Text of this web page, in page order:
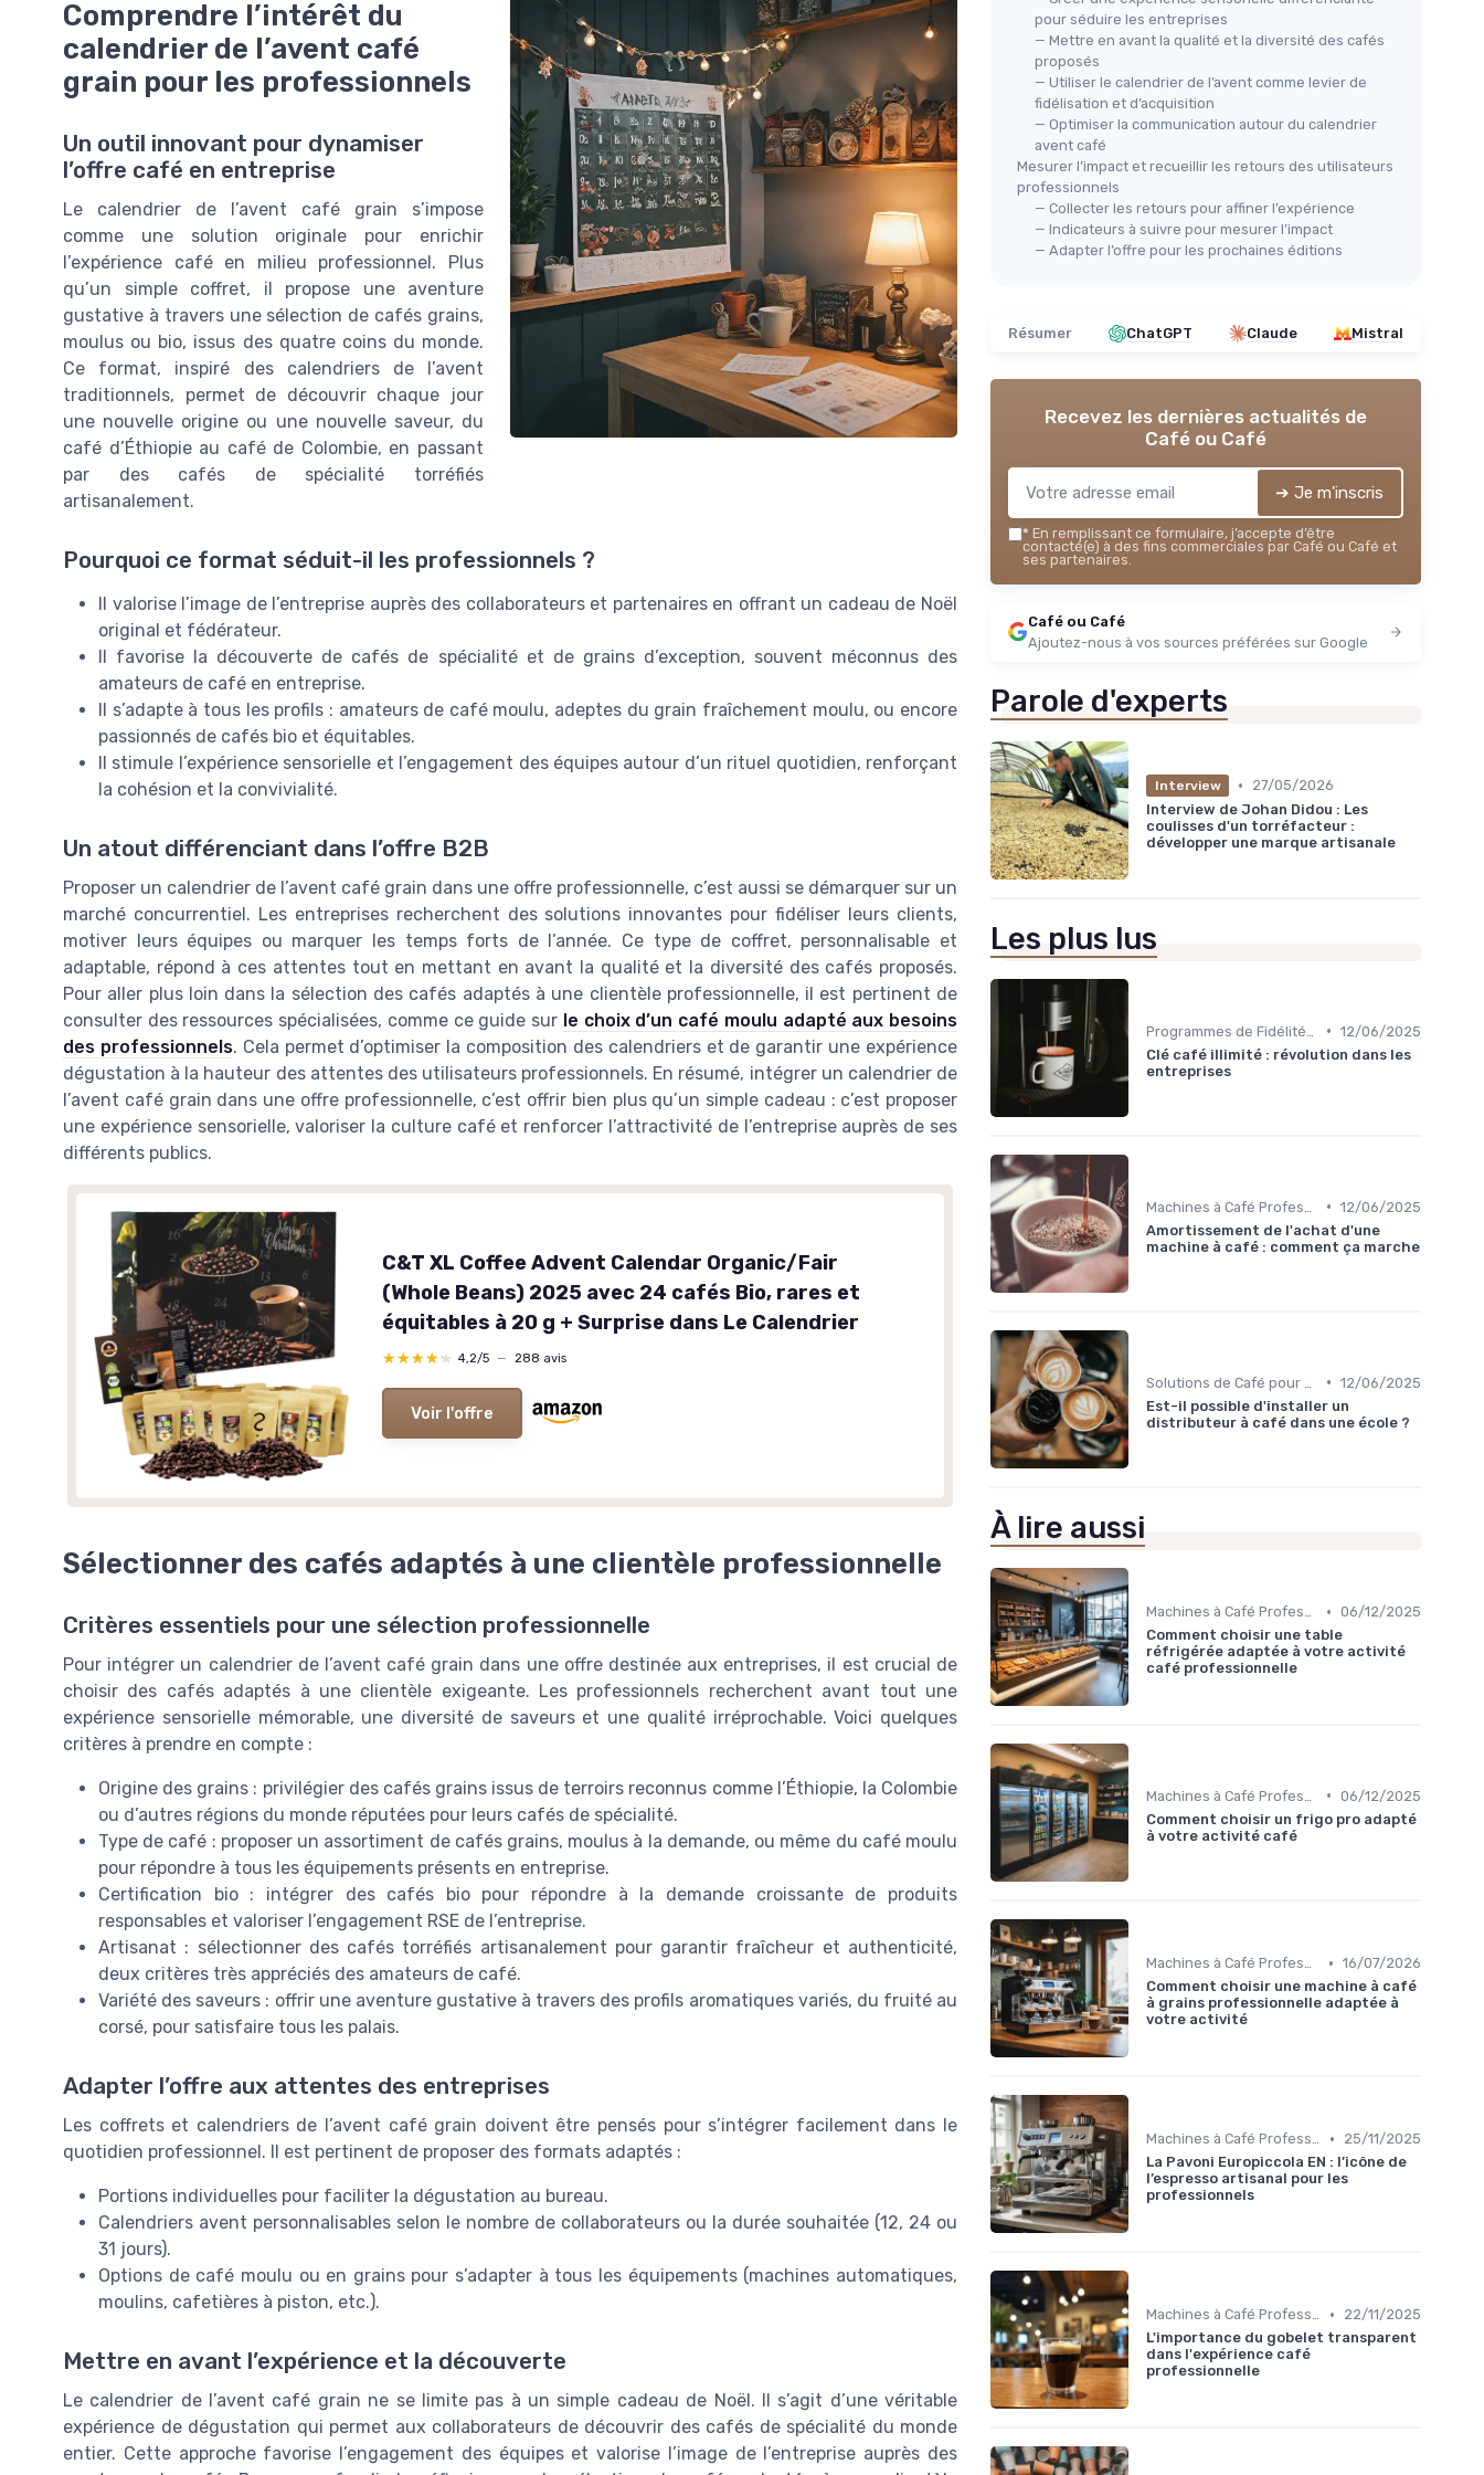
Comprendre l’intérêt du
calendrier de l’avent café
grain pour les professionnels
Un outil innovant pour dynamiser
l’offre café en entreprise
Le calendrier de l’avent café grain s’impose
comme une solution originale pour enrichir
l’expérience café en milieu professionnel. Plus
qu’un simple coffret, il propose une aventure
gustative à travers une sélection de cafés grains,
moulus ou bio, issus des quatre coins du monde.
Ce format, inspiré des calendriers de l’avent
traditionnels, permet de découvrir chaque jour
une nouvelle origine ou une nouvelle saveur, du
café d’Éthiopie au café de Colombie, en passant
par des cafés de spécialité torréfiés
artisanalement.
Pourquoi ce format séduit-il les professionnels ?
Il valorise l’image de l’entreprise auprès des collaborateurs et partenaires en offrant un cadeau de Noël
original et fédérateur.
Il favorise la découverte de cafés de spécialité et de grains d’exception, souvent méconnus des
amateurs de café en entreprise.
Il s’adapte à tous les profils : amateurs de café moulu, adeptes du grain fraîchement moulu, ou encore
passionnés de cafés bio et équitables.
Il stimule l’expérience sensorielle et l’engagement des équipes autour d’un rituel quotidien, renforçant
la cohésion et la convivialité.
Un atout différenciant dans l’offre B2B
Proposer un calendrier de l’avent café grain dans une offre professionnelle, c’est aussi se démarquer sur un
marché concurrentiel. Les entreprises recherchent des solutions innovantes pour fidéliser leurs clients,
motiver leurs équipes ou marquer les temps forts de l’année. Ce type de coffret, personnalisable et
adaptable, répond à ces attentes tout en mettant en avant la qualité et la diversité des cafés proposés.
Pour aller plus loin dans la sélection des cafés adaptés à une clientèle professionnelle, il est pertinent de
consulter des ressources spécialisées, comme ce guide sur le choix d’un café moulu adapté aux besoins
des professionnels. Cela permet d’optimiser la composition des calendriers et de garantir une expérience
dégustation à la hauteur des attentes des utilisateurs professionnels. En résumé, intégrer un calendrier de
l’avent café grain dans une offre professionnelle, c’est offrir bien plus qu’un simple cadeau : c’est proposer
une expérience sensorielle, valoriser la culture café et renforcer l’attractivité de l’entreprise auprès de ses
différents publics.
C&T XL Coffee Advent Calendar Organic/Fair
(Whole Beans) 2025 avec 24 cafés Bio, rares et
équitables à 20 g + Surprise dans Le Calendrier
★★★★★
★★★★★ 4,2/5 — 288 avis
Voir l'offre
Sélectionner des cafés adaptés à une clientèle professionnelle
Critères essentiels pour une sélection professionnelle
Pour intégrer un calendrier de l’avent café grain dans une offre destinée aux entreprises, il est crucial de
choisir des cafés adaptés à une clientèle exigeante. Les professionnels recherchent avant tout une
expérience sensorielle mémorable, une diversité de saveurs et une qualité irréprochable. Voici quelques
critères à prendre en compte :
Origine des grains : privilégier des cafés grains issus de terroirs reconnus comme l’Éthiopie, la Colombie
ou d’autres régions du monde réputées pour leurs cafés de spécialité.
Type de café : proposer un assortiment de cafés grains, moulus à la demande, ou même du café moulu
pour répondre à tous les équipements présents en entreprise.
Certification bio : intégrer des cafés bio pour répondre à la demande croissante de produits
responsables et valoriser l’engagement RSE de l’entreprise.
Artisanat : sélectionner des cafés torréfiés artisanalement pour garantir fraîcheur et authenticité,
deux critères très appréciés des amateurs de café.
Variété des saveurs : offrir une aventure gustative à travers des profils aromatiques variés, du fruité au
corsé, pour satisfaire tous les palais.
Adapter l’offre aux attentes des entreprises
Les coffrets et calendriers de l’avent café grain doivent être pensés pour s’intégrer facilement dans le
quotidien professionnel. Il est pertinent de proposer des formats adaptés :
Portions individuelles pour faciliter la dégustation au bureau.
Calendriers avent personnalisables selon le nombre de collaborateurs ou la durée souhaitée (12, 24 ou
31 jours).
Options de café moulu ou en grains pour s’adapter à tous les équipements (machines automatiques,
moulins, cafetières à piston, etc.).
Mettre en avant l’expérience et la découverte
Le calendrier de l’avent café grain ne se limite pas à un simple cadeau de Noël. Il s’agit d’une véritable
expérience de dégustation qui permet aux collaborateurs de découvrir des cafés de spécialité du monde
entier. Cette approche favorise l’engagement des équipes et valorise l’image de l’entreprise auprès des
pour séduire les entreprises
— Mettre en avant la qualité et la diversité des cafés
proposés
— Utiliser le calendrier de l’avent comme levier de
fidélisation et d’acquisition
— Optimiser la communication autour du calendrier
avent café
Mesurer l’impact et recueillir les retours des utilisateurs
professionnels
— Collecter les retours pour affiner l’expérience
— Indicateurs à suivre pour mesurer l’impact
— Adapter l’offre pour les prochaines éditions
Résumer ChatGPT Claude Mistral
Recevez les dernières actualités de
Café ou Café
➔ Je m'inscris
* En remplissant ce formulaire, j’accepte d’être
contacté(e) à des fins commerciales par Café ou Café et
ses partenaires.
Café ou Café
Ajoutez-nous à vos sources préférées sur Google
Parole d'experts
Interview •
27/05/2026
Interview de Johan Didou : Les
coulisses d'un torréfacteur :
développer une marque artisanale
Les plus lus
• 12/06/2025
Clé café illimité : révolution dans les
entreprises
• 12/06/2025
Amortissement de l'achat d'une
machine à café : comment ça marche
• 12/06/2025
Est-il possible d'installer un
distributeur à café dans une école ?
À lire aussi
Machines à Café Professionnelles • 06/12/2025
Comment choisir une table
réfrigérée adaptée à votre activité
café professionnelle
• 06/12/2025
Comment choisir un frigo pro adapté
à votre activité café
Machines à Café Professionnelles • 16/07/2026
Comment choisir une machine à café
à grains professionnelle adaptée à
votre activité
Machines à Café Professionnelles •
25/11/2025
La Pavoni Europiccola EN : l’icône de
l’espresso artisanal pour les
professionnels
Machines à Café Professionnelles •
22/11/2025
L'importance du gobelet transparent
dans l'expérience café
professionnelle